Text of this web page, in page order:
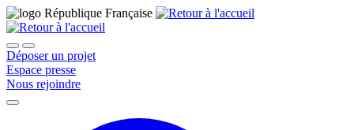
Déposer un projet
Espace presse
Nous rejoindre